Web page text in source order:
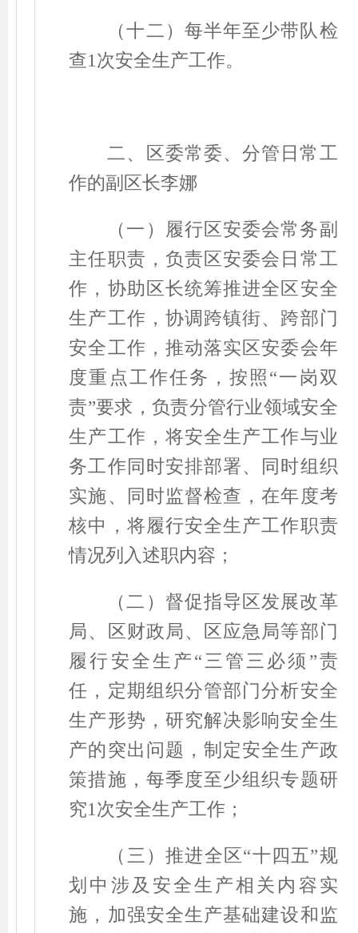
（十二）每半年至少带队检
查1 次安全生产工作。
二、区委常委、分管日常工
作的副区长李娜
（一）履行区安委会常务副
主任职责，负责区安委会日常工
作，协助区长统筹推进全区安全
生产工作，协调跨镇街、跨部门
安全工作，推动落实区安委会年
度重点工作任务，按照 “一岗双
责”要求，负责分管行业领域安全
生产工作，将安全生产工作与业
务工作同时安排部署、同时组织
实施、同时监督检查，在年度考
核中，将履行安全生产工作职责
情况列入述职内容；
（二）督促指导区发展改革
局、区财政局、区应急局等部门
履行安全生产 “三管三必须 ”责
任，定期组织分管部门分析安全
生产形势，研究解决影响安全生
产的突出问题，制定安全生产政
策措施，每季度至少组织专题研
究1 次安全生产工作；
（三）推进全区“十四五”规
划中涉及安全生产相关内容实
施，加强安全生产基础建设和监